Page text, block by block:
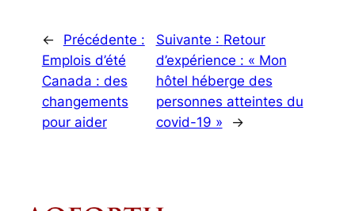
←
Précédente :
Emplois d’été
Canada : des
changements
pour aider
Suivante : Retour
d’expérience : « Mon
hôtel héberge des
personnes atteintes du
covid-19 »
→